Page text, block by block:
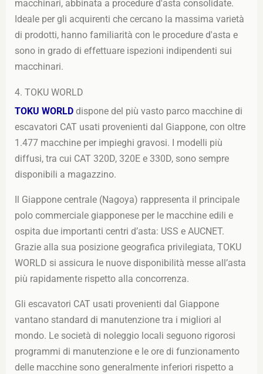
macchinari, abbinata a procedure d'asta consolidate.
Ideale per gli acquirenti che cercano la massima varietà
di prodotti, hanno familiarità con le procedure d'asta e
sono in grado di effettuare ispezioni indipendenti sui
macchinari.
4. TOKU WORLD
TOKU WORLD dispone del più vasto parco macchine di
escavatori CAT usati provenienti dal Giappone, con oltre
1.477 macchine per impieghi gravosi. I modelli più
diffusi, tra cui CAT 320D, 320E e 330D, sono sempre
disponibili a magazzino.
Il Giappone centrale (Nagoya) rappresenta il principale
polo commerciale giapponese per le macchine edili e
ospita due importanti centri d’asta: USS e AUCNET.
Grazie alla sua posizione geografica privilegiata, TOKU
WORLD si assicura le nuove disponibilità messe all’asta
più rapidamente rispetto alla concorrenza.
Gli escavatori CAT usati provenienti dal Giappone
vantano standard di manutenzione tra i migliori al
mondo. Le società di noleggio locali seguono rigorosi
programmi di manutenzione e le ore di funzionamento
delle macchine sono generalmente inferiori rispetto a